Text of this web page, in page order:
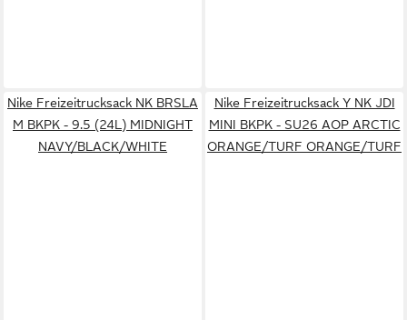
Nike Freizeitrucksack NK BRSLA
M BKPK - 9.5 (24L) MIDNIGHT
NAVY/BLACK/WHITE
Nike Freizeitrucksack Y NK JDI
MINI BKPK - SU26 AOP ARCTIC
ORANGE/TURF ORANGE/TURF